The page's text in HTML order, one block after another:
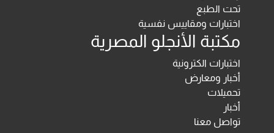
تحت الطبع
اختبارات ومقاييس نفسية
مكتبة الأنجلو المصرية
اختبارات الكترونية
أخبار ومعارض
تحميلات
أخبار
تواصل معنا